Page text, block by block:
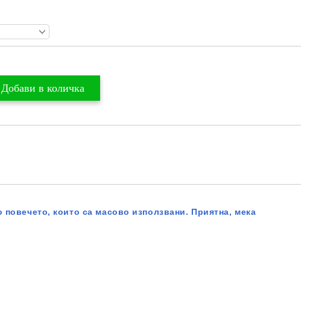
които са масово използвани. Приятна, мека